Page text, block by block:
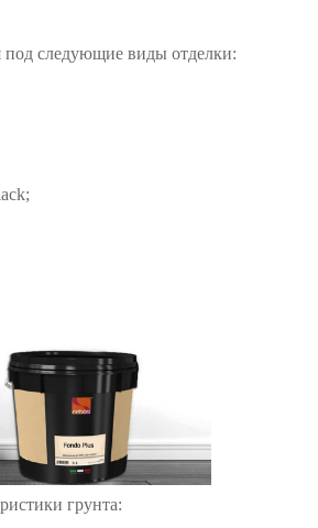
под следующие виды отделки:
грунта: